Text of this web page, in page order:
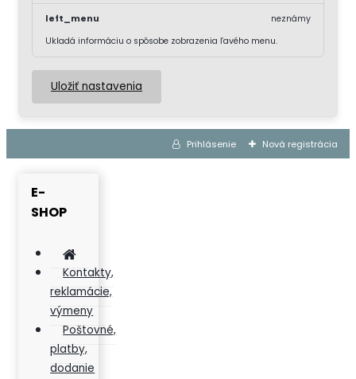
left_menu
Ukladá informáciu o spôsobe zobrazenia ľavého menu.
neznámy
Uložiť nastavenia
Prihlásenie Nová registrácia
E-
SHOP
Kontakty,
reklamácie,
výmeny
Poštovné,
platby,
dodanie